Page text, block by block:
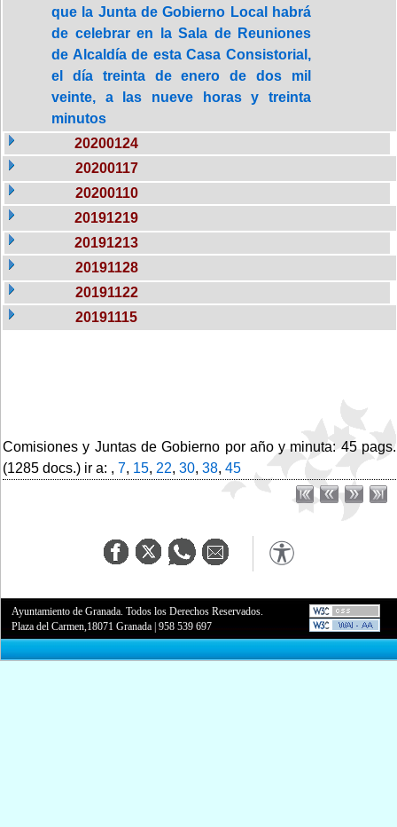
que la Junta de Gobierno Local habrá
de celebrar en la Sala de Reuniones
de Alcaldía de esta Casa Consistorial,
el día treinta de enero de dos mil
veinte, a las nueve horas y treinta
minutos
20200124
20200117
20200110
20191219
20191213
20191128
20191122
20191115
Comisiones y Juntas de Gobierno por año y minuta: 45 pags.
(1285 docs.) ir a: , 7, 15, 22, 30, 38, 45
Ayuntamiento de Granada. Todos los Derechos Reservados.
Plaza del Carmen,18071 Granada |958 539 697